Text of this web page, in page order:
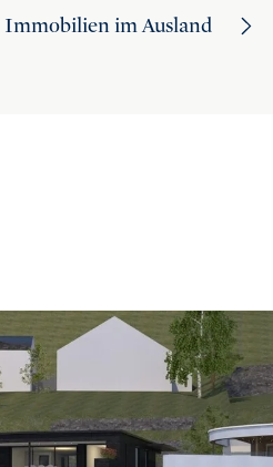
Immobilien im Ausland